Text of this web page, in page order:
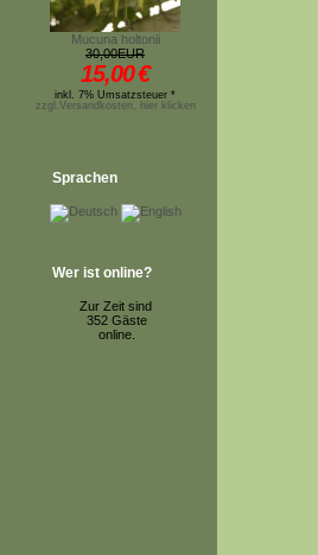
Mucuna holtonii
30,00EUR
15,00€
inkl. 7% Umsatzsteuer *
zzgl.Versandkosten, hier klicken
Sprachen
Wer ist online?
Zur Zeit sind
352 Gäste
online.